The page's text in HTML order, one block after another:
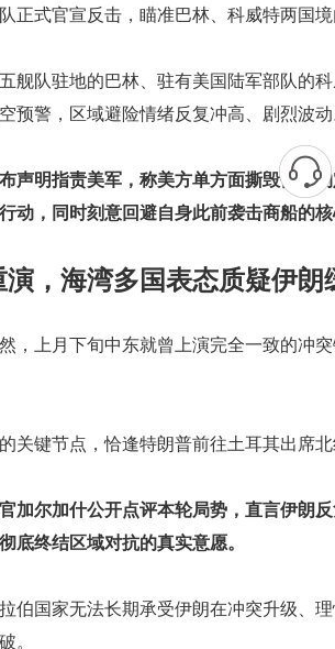
正式官宣反击，瞄准巴林、科威特两国
舰队驻地的巴林、驻有美国陆军部队的
预警，区域避险情绪反复冲高、剧烈波
声明指责美军，称美方单方面撕毁停火
动，同时刻意回避自身此前袭击商船的
，海湾多国表态质疑伊朗
，上月下旬中东就曾上演完全一致的冲
关键节点，恰逢特朗普前往土耳其出席
加尔加什公开点评本轮局势，直言伊朗
底终结区域对抗的真实意愿。
伯国家无法长期承受伊朗在冲突升级、
。